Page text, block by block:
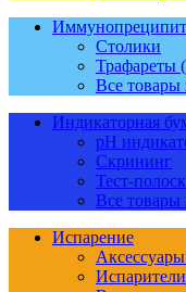
Столики
Трафареты
Все товары
Индикаторная
pH
Скрининг
Тест-
Все товары
Испарение
Испарители